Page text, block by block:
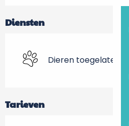
Diensten
Dieren toegelaten
Tarieven